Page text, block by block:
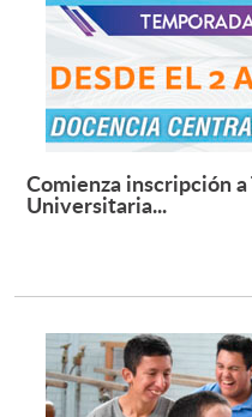
Comienza inscripción
Universitaria...